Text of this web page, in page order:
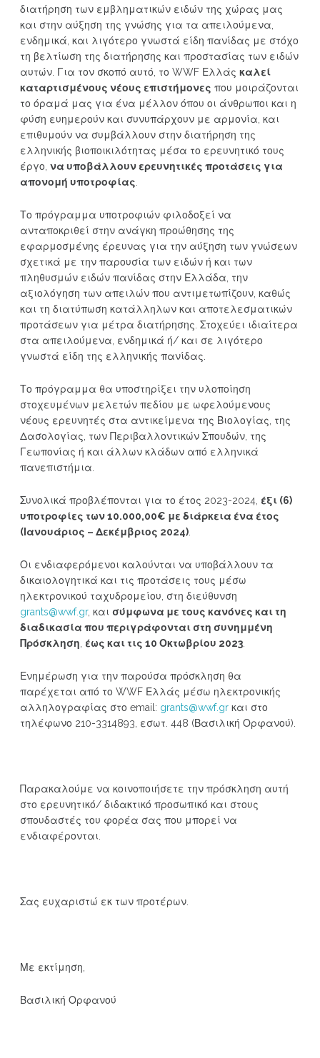
διατήρηση των εμβληματικών ειδών της χώρας μας
και στην αύξηση της γνώσης για τα απειλούμενα,
ενδημικά, και λιγότερο γνωστά είδη πανίδας με στόχο
τη βελτίωση της διατήρησης και προστασίας των ειδών
αυτών. Για τον σκοπό αυτό, το WWF Ελλάς καλεί
καταρτισμένους νέους επιστήμονες που μοιράζονται
το όραμά μας για ένα μέλλον όπου οι άνθρωποι και η
φύση ευημερούν και συνυπάρχουν με αρμονία, και
επιθυμούν να συμβάλλουν στην διατήρηση της
ελληνικής βιοποικιλότητας μέσα το ερευνητικό τους
έργο, να υποβάλλουν ερευνητικές προτάσεις για
απονομή υποτροφίας
Το πρόγραμμα υποτροφιών φιλοδοξεί να
ανταποκριθεί στην ανάγκη προώθησης της
εφαρμοσμένης έρευνας για την αύξηση των γνώσεων
σχετικά με την παρουσία των ειδών ή και των
πληθυσμών ειδών πανίδας στην Ελλάδα, την
αξιολόγηση των απειλών που αντιμετωπίζουν, καθώς
και τη διατύπωση κατάλληλων και αποτελεσματικών
προτάσεων για μέτρα διατήρησης. Στοχεύει ιδιαίτερα
στα απειλούμενα, ενδημικά ή/ και σε λιγότερο
γνωστά είδη της ελληνικής πανίδας.
Το πρόγραμμα θα υποστηρίξει την υλοποίηση
στοχευμένων μελετών πεδίου με ωφελούμενους
νέους ερευνητές στα αντικείμενα της Βιολογίας, της
Δασολογίας, των Περιβαλλοντικών Σπουδών, της
Γεωπονίας ή και άλλων κλάδων από ελληνικά
πανεπιστήμια.
Συνολικά προβλέπονται για το έτος 2023-2024, έξι (6)
υποτροφίες των 10.000,00€ με διάρκεια ένα έτος
(Ιανουάριος – Δεκέμβριος 2024).
Οι ενδιαφερόμενοι καλούνται να υποβάλλουν τα
δικαιολογητικά και τις προτάσεις τους μέσω
ηλεκτρονικού ταχυδρομείου, στη διεύθυνση
grants@wwf.gr, και σύμφωνα με τους κανόνες και τη
διαδικασία που περιγράφονται στη συνημμένη
Πρόσκληση έως και τις 10 Οκτωβρίου 2023.
Ενημέρωση για την παρούσα πρόσκληση θα
παρέχεται από το WWF Ελλάς μέσω ηλεκτρονικής
αλληλογραφίας στο email: grants@wwf.grκαι στο
τηλέφωνο 210-3314893, εσωτ. 448 (Βασιλική Ορφανού).
Παρακαλούμε να κοινοποιήσετε την πρόσκληση αυτή
στο ερευνητικό/ διδακτικό προσωπικό και στους
σπουδαστές του φορέα σας που μπορεί να
ενδιαφέρονται.
Σας ευχαριστώ εκ των προτέρων.
Με εκτίμηση,
Βασιλική Ορφανού